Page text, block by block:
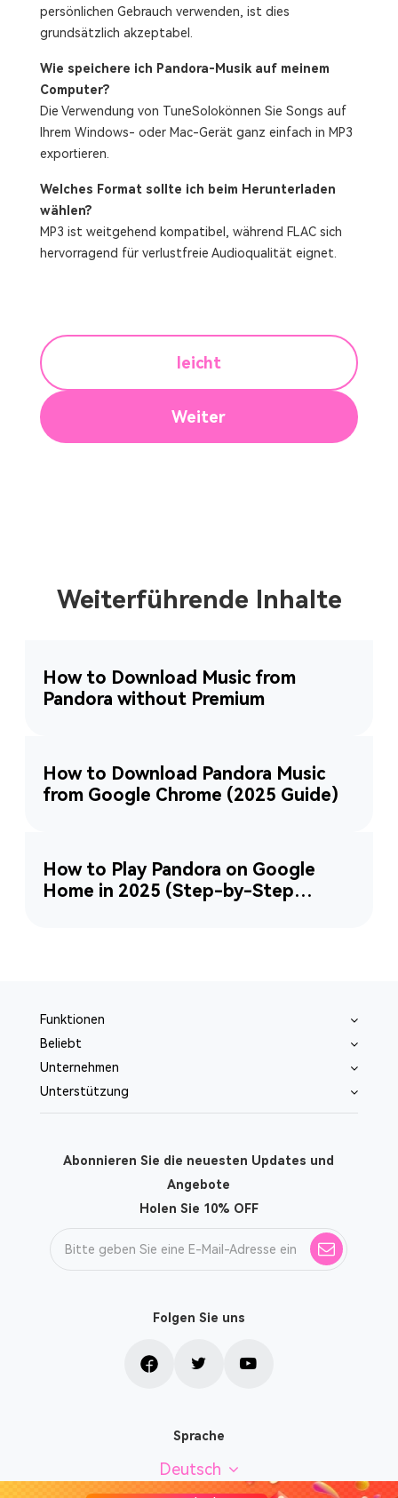
persönlichen Gebrauch verwenden, ist dies
grundsätzlich akzeptabel.
Wie speichere ich Pandora-Musik auf meinem
Computer?
Die Verwendung von TuneSolokönnen Sie Songs auf
Ihrem Windows- oder Mac-Gerät ganz einfach in MP3
exportieren.
Welches Format sollte ich beim Herunterladen
wählen?
MP3 ist weitgehend kompatibel, während FLAC sich
hervorragend für verlustfreie Audioqualität eignet.
leicht
Weiter
Weiterführende Inhalte
How to Download Music from
Pandora without Premium
How to Download Pandora Music
from Google Chrome (2025 Guide)
How to Play Pandora on Google
Home in 2025 (Step-by-Step
Funktionen
Beliebt
Unternehmen
Unterstützung
Abonnieren Sie die neuesten Updates und
Angebote
Holen Sie 10% OFF
Folgen Sie uns
Sprache
Deutsch